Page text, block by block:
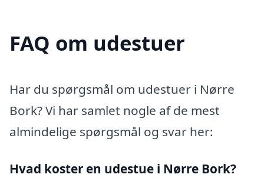
FAQ om udestuer
Har du spørgsmål om udestuer i Nørre
Bork? Vi har samlet nogle af de mest
almindelige spørgsmål og svar her:
Hvad koster en udestue i Nørre Bork?